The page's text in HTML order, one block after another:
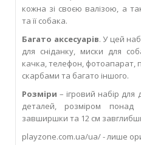
кожна зі своєю валізою, а
та її собака.
Багато аксесуарів. У цей
для сніданку, миски для
качка, телефон, фотоапарат,
скарбами та багато іншого.
Розміри – ігровий набір для
деталей, розміром
завширшки та 12 см
playzone.com.ua/ua/ - лише